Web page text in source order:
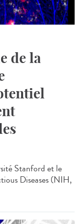
de la
Stanford et le
Diseases (NIH,